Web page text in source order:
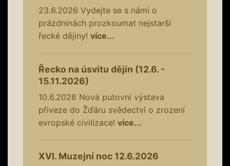
23.6.2026 Vydejte se s námi o
prázdninách prozkoumat nejstarší
řecké dějiny! více...
Řecko na úsvitu dějin (12.6. -
15.11.2026)
10.6.2026 Nová putovní výstava
přiveze do Žďáru svědectví o zrození
evropské civilizace! více...
XVI. Muzejní noc 12.6.2026